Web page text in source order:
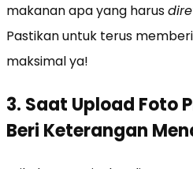
makanan apa yang harus
Pastikan untuk terus
maksimal ya!
3. Saat Upload Foto
Beri Keterangan